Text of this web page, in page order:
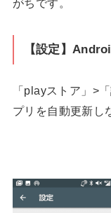
【設定】
「playストア」>
プリを自動更新し